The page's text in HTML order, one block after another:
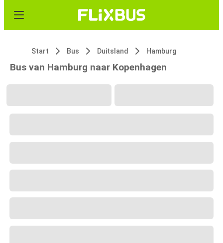
Start Bus Duitsland Hamburg
Bus van Hamburg naar Kopenhagen